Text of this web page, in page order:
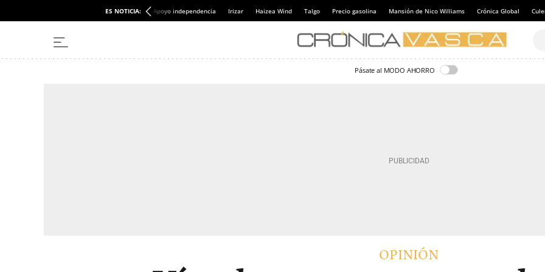
ES NOTICIA: Apoyo independencia Irizar Haizea Wind Talgo Precio gasolina Mansión de Nico Williams Crónica Global
Pásate al MODO AHORRO
OPINIÓN